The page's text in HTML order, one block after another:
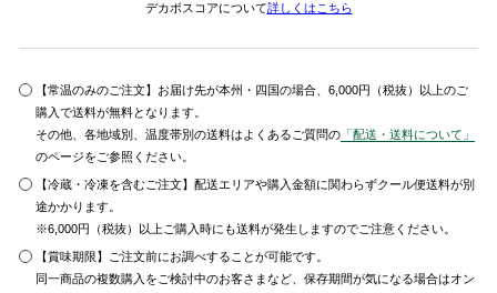
デカボスコアについて詳しくはこちら
【常温のみのご注文】お届け先が本州・四国の場合、6,000円（税抜）以上のご
購入で送料が無料となります。
その他、各地域別、温度帯別の送料はよくあるご質問の 「配送・送料について」
のページをご参照ください。
【冷蔵・冷凍を含むご注文】配送エリアや購入金額に関わらずクール便送料が別
途かかります。
※6,000円（税抜）以上ご購入時にも送料が発生しますのでご注意ください。
【賞味期限】ご注文前にお調べすることが可能です。
同一商品の複数購入をご検討中のお客さまなど、保存期間が気になる場合はオン